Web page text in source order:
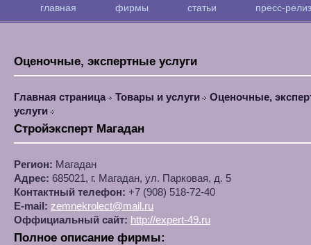
главная фирмы статьи пресс-
Оценочные, экспертные услуги
Главная страница Товары и услуги
Оценочные,
услуги
Стройэксперт Магадан
Регион: Магадан
Адрес: 685021, г. Магадан, ул. Парковая, д. 5
Контактный телефон: +7 (908) 518-72-40
E-mail: zemnekrolect@mail.ru
Оффициальный сайт: http://expert-49.ru
Полное описание фирмы: